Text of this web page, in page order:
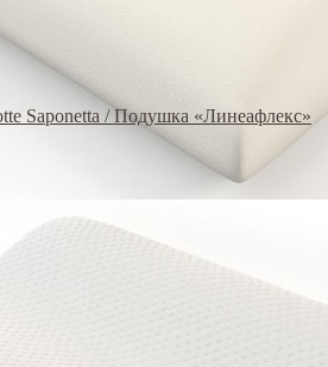
Saponetta / Подушка «Линеафлекс»